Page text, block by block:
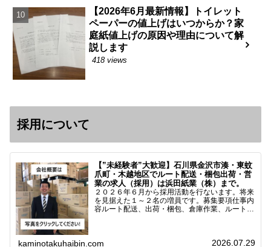
【2026年6月最新情報】トイレット
ペーパーの値上げはいつからか？家
庭紙値上げの原因や理由について解
説します
418 views
採用について
【”未経験者”大歓迎】石川県金沢市湊・東蚊
爪町・木越地区でルート配送・梱包出荷・営
業の求人（採用）は浜田紙業（株）まで。
２０２６年６月から採用活動を行ないます。将来
を見据えた１～２名の増員です。募集要項仕事内
容ルート配送、出荷・梱包、倉庫作業、ルート営
kaminotakuhaibin.com 2026.07.29